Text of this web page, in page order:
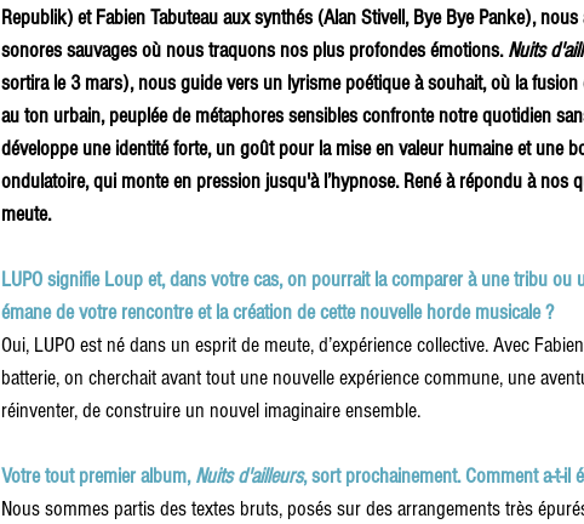
Republik) et Fabien Tabuteau aux synthés (Alan Stivell, Bye Bye Panke),
sonores sauvages où nous traquons nos plus profondes émotions. Nuits
sortira le 3 mars), nous guide vers un lyrisme poétique à souhait, où la
au ton urbain, peuplée de métaphores sensibles confronte notre quotidien
développe une identité forte, un goût pour la mise en valeur humaine et une
ondulatoire, qui monte en pression jusqu'à l’hypnose. René à répondu à nos
meute.
LUPO signifie Loup et, dans votre cas, on pourrait la comparer à une tribu ou
émane de votre rencontre et la création de cette nouvelle horde musicale ?
Oui, LUPO est né dans un esprit de meute, d’expérience collective. Avec
batterie, on cherchait avant tout une nouvelle expérience commune, une
réinventer, de construire un nouvel imaginaire ensemble.
Votre tout premier album, Nuits d'ailleurs, sort prochainement. Comment a-t-il
Nous sommes partis des textes bruts, posés sur des arrangements très